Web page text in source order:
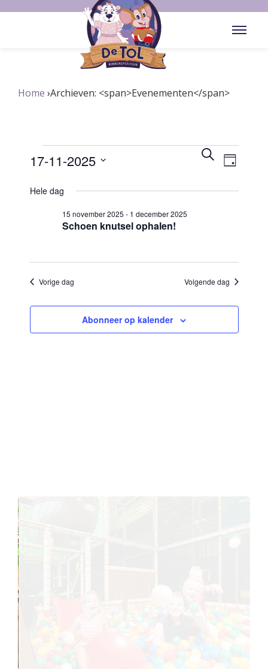
Home Archieven: <span>Evenementen</span>
Evenementen
Zoeken
en
Zoeken
Dag
17-11-2025
een
Hele dag
Schoen knutsel ophalen!
15 november 2025 - 1 december 2025
Vorige dag Volgende dag
Abonneer op kalender